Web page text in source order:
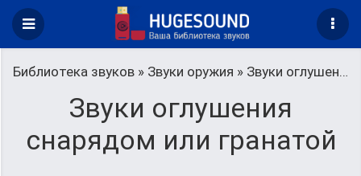
Библиотека звуков » Звуки оружия » Звуки оглушения снарядом или гранатой
Звуки оглушения
снарядом или гранатой